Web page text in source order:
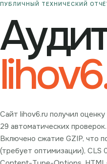
ПУБЛИЧНЫЙ ТЕХНИЧЕСКИЙ
Сайт lihov6.ru получил
29 автоматических
Включено сжатие GZIP, что
(требует оптимизации), CLS